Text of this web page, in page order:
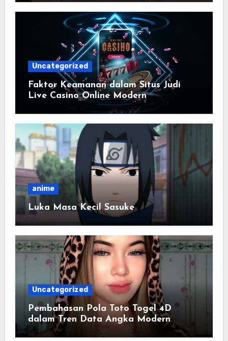
Uncategorized
Faktor Keamanan dalam Situs Judi
Live Casino Online Modern
anime
Luka Masa Kecil Sasuke
Uncategorized
Pembahasan Pola Toto Togel 4D
dalam Tren Data Angka Modern